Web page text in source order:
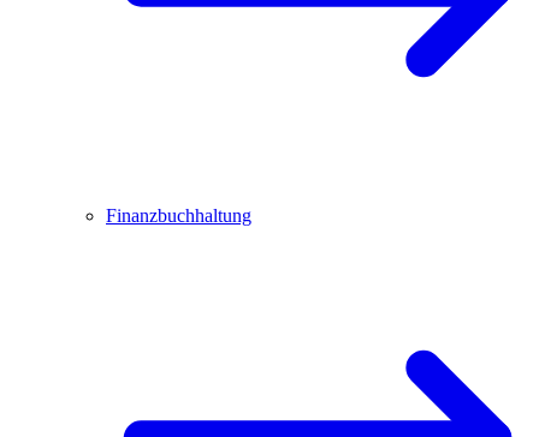
Finanzbuchhaltung